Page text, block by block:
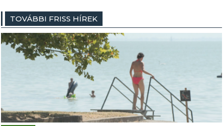
TOVÁBBI FRISS HÍREK